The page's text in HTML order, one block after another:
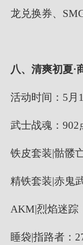
龙兑换券、
八、清爽初夏·
活动时间：5月
武士战魂：902
铁皮套装|骷髅
精铁套装|赤鬼
AKM|烈焰迷踪
睡袋|指路者：